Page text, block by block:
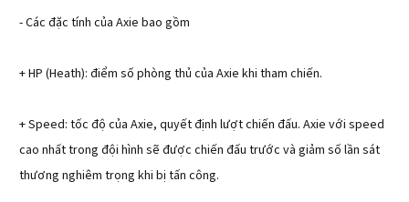
- Các đặc tính của Axie bao gồm
+ HP (Heath): điểm số phòng thủ của Axie khi tham chiến.
+ Speed: tốc độ của Axie, quyết định lượt chiến đấu. Axie với speed
cao nhất trong đội hình sẽ được chiến đấu trước và giảm số lần sát
thương nghiêm trọng khi bị tấn công.